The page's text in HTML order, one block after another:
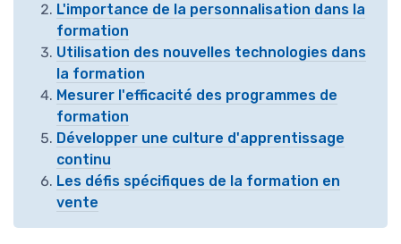
L'importance de la personnalisation dans la
formation
Utilisation des nouvelles technologies dans
la formation
Mesurer l'efficacité des programmes de
formation
Développer une culture d'apprentissage
continu
Les défis spécifiques de la formation en
vente